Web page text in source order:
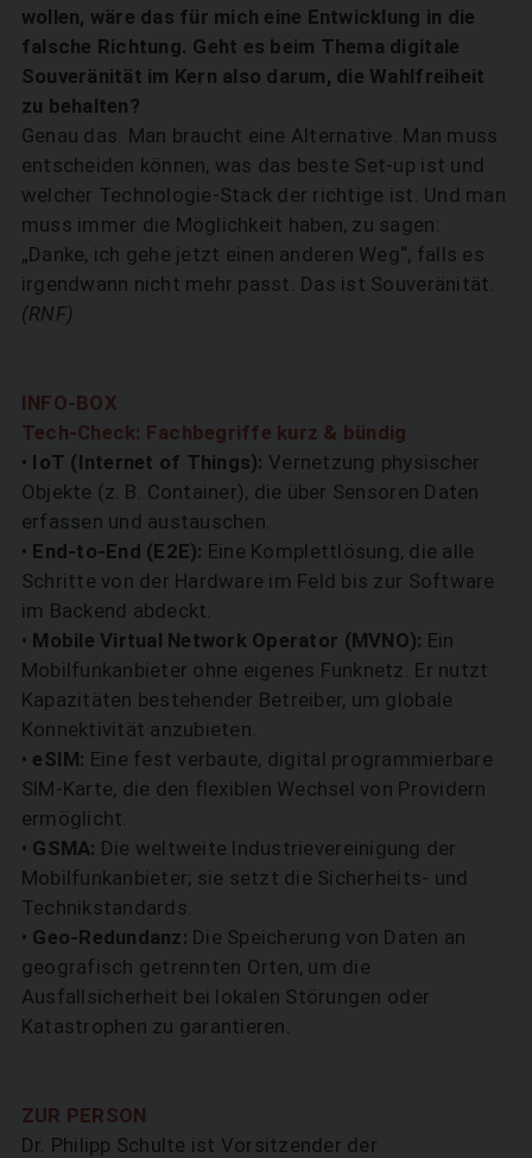
wollen, wäre das für mich eine Entwicklung in die
falsche Richtung. Geht es beim Thema digitale
Souve­ränität im Kern also darum, die ­Wahlfreiheit
zu behalten?
Genau das. Man braucht eine Alternative. Man muss
entscheiden können, was das beste Set-up ist und
welcher Technologie-Stack der richtige ist. Und man
muss immer die Möglichkeit haben, zu sagen:
„Danke, ich gehe jetzt einen anderen Weg“, falls es
irgendwann nicht mehr passt. Das ist Souveränität.
(RNF)
INFO-BOX
Tech-Check: Fachbegriffe kurz & bündig
• IoT (Internet of Things): Vernetzung physischer
Objekte (z. B. Container), die über Sensoren Daten
erfassen und austauschen.
• End-to-End (E2E): Eine Komplettlösung, die alle
Schritte von der Hardware im Feld bis zur Software
im Backend abdeckt.
• Mobile Virtual Network Operator (MVNO): Ein
Mobilfunkanbieter ohne eigenes Funknetz. Er nutzt
Kapazitäten bestehender Betreiber, um globale
Konnektivität anzubieten.
• eSIM: Eine fest verbaute, digital programmierbare
SIM-Karte, die den flexiblen Wechsel von Providern
ermöglicht.
• GSMA: Die weltweite Industrievereinigung der
Mobilfunkanbieter; sie setzt die Sicherheits- und
Technikstandards.
• Geo-Redundanz: Die Speicherung von Daten an
geografisch getrennten Orten, um die
Ausfallsicherheit bei lokalen Störungen oder
Katastrophen zu garantieren.
ZUR PERSON
Dr. Philipp Schulte ist Vorsitzender der